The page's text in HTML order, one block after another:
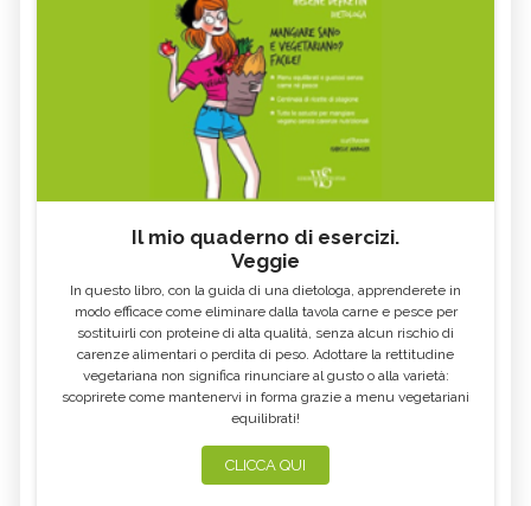
Il mio quaderno di esercizi.
Veggie
In questo libro, con la guida di una dietologa, apprenderete in
modo efficace come eliminare dalla tavola carne e pesce per
sostituirli con proteine di alta qualità, senza alcun rischio di
carenze alimentari o perdita di peso. Adottare la rettitudine
vegetariana non significa rinunciare al gusto o alla varietà:
scoprirete come mantenervi in forma grazie a menu vegetariani
equilibrati!
CLICCA QUI